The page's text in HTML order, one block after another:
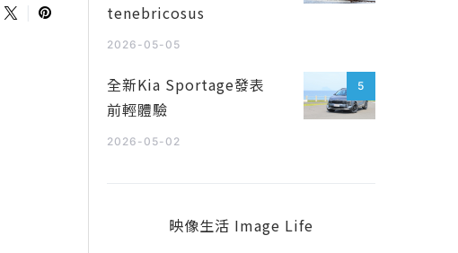
tenebricosus
2026-05-05
5
全新Kia Sportage發表
前輕體驗
2026-05-02
映像生活 Image Life